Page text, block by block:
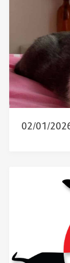
02/01/